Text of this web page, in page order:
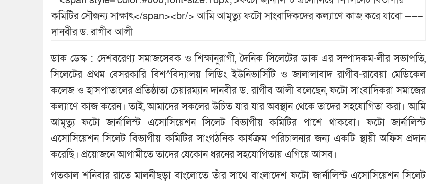
ডাক ডেস্ক : দেশবরেণ্য সমাজসেবক ও শিক্ষানুরাগী, দৈনিক সিলেটের ডাক এর সম্পাদকম-লীর সভাপতি,
সিলেটের প্রথম বেসরকারি বিশ^বিদ্যালয় লিডিং ইউনিভার্সিটি ও জালালাবাদ রাগীব-রাবেয়া মেডিকেল
কলেজ ও হাসপাতালের প্রতিষ্ঠাতা চেয়ারম্যান দানবীর ড. রাগীব আলী বলেছেন, ফটো সাংবাদিকরা সমাজের
কল্যাণে কাজ করেন। তাই, আমাদের সকলের উচিত যার যার অবস্থান থেকে তাদের সহযোগিতা করা। আমি
আমৃত্যু ফটো জার্নালিস্ট এসোসিয়েশন সিলেট বিভাগীয় কমিটির পাশে থাকবো। ফটো জার্নালিস্ট
এসোসিয়েশন সিলেট বিভাগীয় কমিটির সাংগঠনিক কার্যক্রম পরিচালনার জন্য একটি স্থায়ী অফিস প্রদান
করেছি। প্রয়োজনে আগামীতে তাদের যেকোন ধরনের সহযোগিতায় এগিয়ে আসব।
গতকাল শনিবার রাতে মালনীছড়া বাংলোতে তাঁর সাথে বাংলাদেশ ফটো জার্নালিস্ট এসোসিয়েশন সিলেট